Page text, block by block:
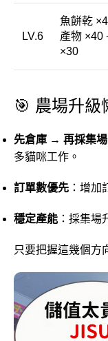
LV.6
魚餅乾
產物 ×40
×30
🎯 農場升級
先倉庫 → 再採集場
多貓咪工作。
訂單數優先 ：增加
穩定產能 ：採集場
只要把握這幾個方